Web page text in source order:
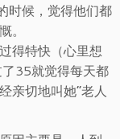
时候，觉得他们都
。
得特快（心里想
35就觉得每天都
亲切地叫她“老人